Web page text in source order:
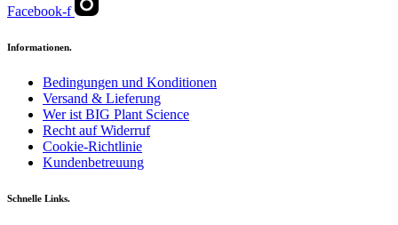
Facebook-f
Informationen.
Bedingungen und Konditionen
Versand & Lieferung
Wer ist BIG Plant Science
Recht auf Widerruf
Cookie-Richtlinie
Kundenbetreuung
Schnelle Links.